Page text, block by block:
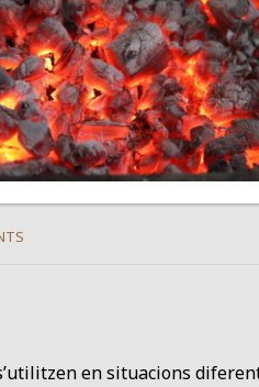
en situacions